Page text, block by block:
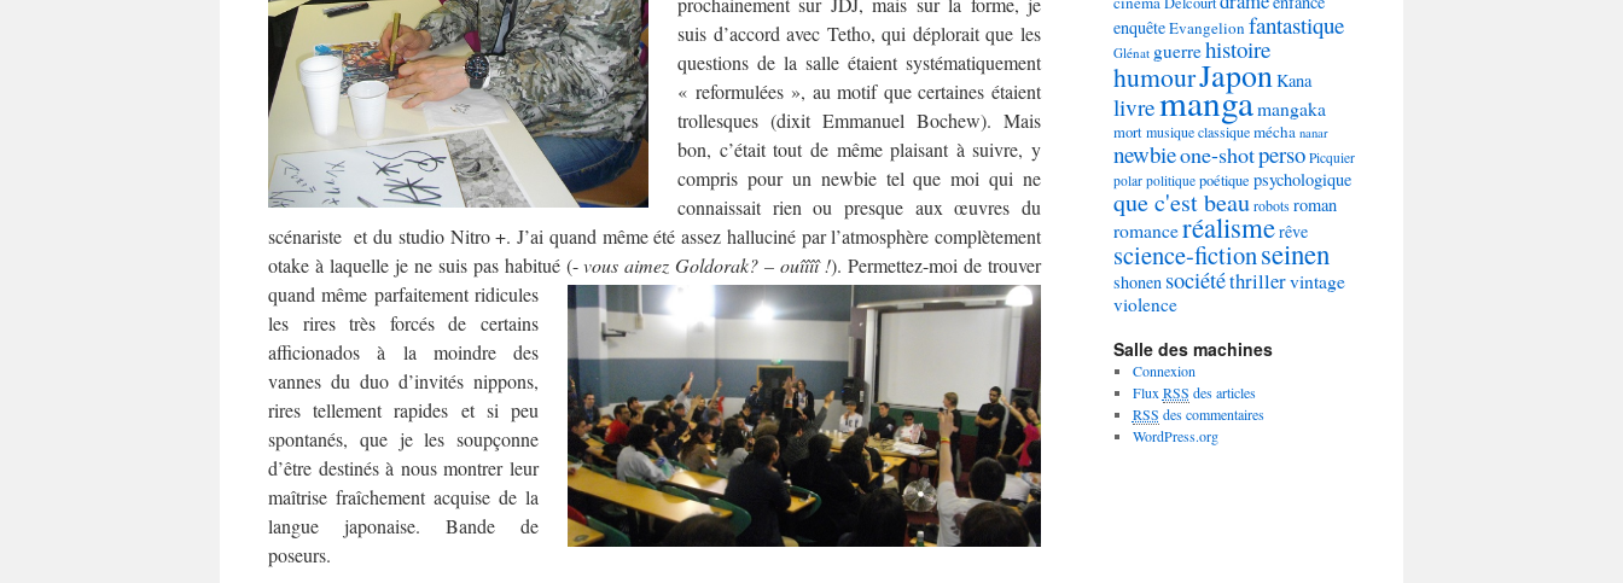
suis d’accord avec Tetho, qui déplorait que les
questions de la salle étaient systématiquement
« reformulées », au motif que certaines étaient
trollesques (dixit Emmanuel Bochew). Mais
bon, c’était tout de même plaisant à suivre, y
compris pour un newbie tel que moi qui ne
connaissait rien ou presque aux œuvres du
scénariste et du studio Nitro +. J’ai quand même été assez halluciné par l’atmosphère complètement
otake à laquelle je ne suis pas habitué (-vous aimez Goldorak? – ouîîîî !). Permettez-moi de trouver
quand même parfaitementridicules
les rires très forcés de certains
afficionados à la moindre des
vannes du duo d’invités nippons,
rires tellement rapides et si peu
spontanés, que je les soupçonne
d’être destinés à nous montrer leur
maîtrise fraîchement acquise de la
langue japonaise. Bande de
poseurs.
enquêteEvangelion fantastique
Glénat guerrehistoire
humourJapon Kana
livremangamangaka
mortmusique classiquemécha nanar
newbieone-shotperso Picquier
polar politique poétique psychologique
que c'est beaurobotsroman
romanceréalismerêve
science-fictionseinen
shonen sociététhrillervintage
violence
Salle des machines
Connexion
Flux RSS des articles
RSS des commentaires
WordPress.org